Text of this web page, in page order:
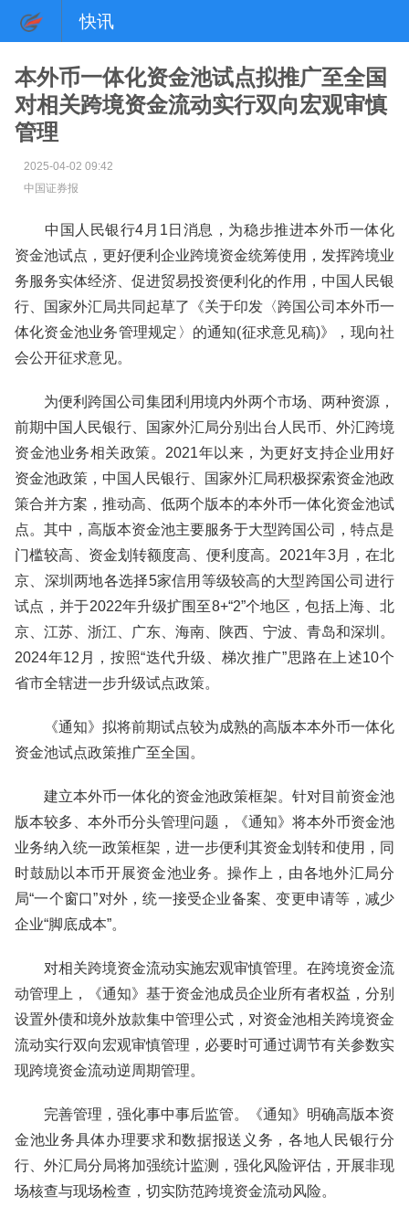
快讯
本外币一体化资金池试点拟推广至全国
对相关跨境资金流动实行双向宏观审慎
管理
2025-04-02 09:42
中国证券报
中国人民银行4月1日消息，为稳步推进本外币一体化
资金池试点，更好便利企业跨境资金统筹使用，发挥跨境业
务服务实体经济、促进贸易投资便利化的作用，中国人民银
行、国家外汇局共同起草了《关于印发〈跨国公司本外币一
体化资金池业务管理规定〉的通知(征求意见稿)》，现向社
会公开征求意见。
为便利跨国公司集团利用境内外两个市场、两种资源，
前期中国人民银行、国家外汇局分别出台人民币、外汇跨境
资金池业务相关政策。2021年以来，为更好支持企业用好
资金池政策，中国人民银行、国家外汇局积极探索资金池政
策合并方案，推动高、低两个版本的本外币一体化资金池试
点。其中，高版本资金池主要服务于大型跨国公司，特点是
门槛较高、资金划转额度高、便利度高。2021年3月，在北
京、深圳两地各选择5家信用等级较高的大型跨国公司进行
试点，并于2022年升级扩围至8+“2”个地区，包括上海、北
京、江苏、浙江、广东、海南、陕西、宁波、青岛和深圳。
2024年12月，按照“迭代升级、梯次推广”思路在上述10个
省市全辖进一步升级试点政策。
《通知》拟将前期试点较为成熟的高版本本外币一体化
资金池试点政策推广至全国。
建立本外币一体化的资金池政策框架。针对目前资金池
版本较多、本外币分头管理问题，《通知》将本外币资金池
业务纳入统一政策框架，进一步便利其资金划转和使用，同
时鼓励以本币开展资金池业务。操作上，由各地外汇局分
局“一个窗口”对外，统一接受企业备案、变更申请等，减少
企业“脚底成本”。
对相关跨境资金流动实施宏观审慎管理。在跨境资金流
动管理上，《通知》基于资金池成员企业所有者权益，分别
设置外债和境外放款集中管理公式，对资金池相关跨境资金
流动实行双向宏观审慎管理，必要时可通过调节有关参数实
现跨境资金流动逆周期管理。
完善管理，强化事中事后监管。《通知》明确高版本资
金池业务具体办理要求和数据报送义务，各地人民银行分
行、外汇局分局将加强统计监测，强化风险评估，开展非现
场核查与现场检查，切实防范跨境资金流动风险。